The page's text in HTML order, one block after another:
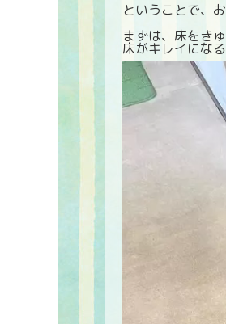
ということで、
まずは、床をき
床がキレイにな